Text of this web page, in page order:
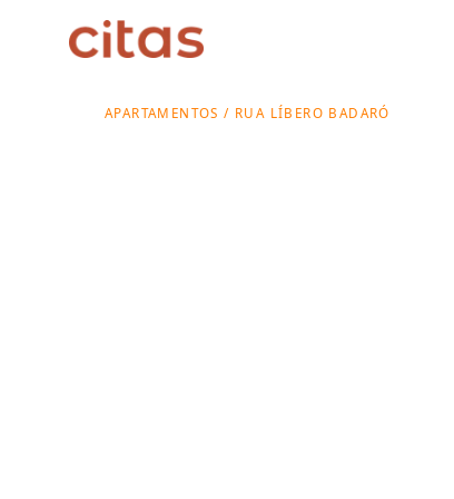
APARTAMENTOS / RUA LÍBERO BADARÓ